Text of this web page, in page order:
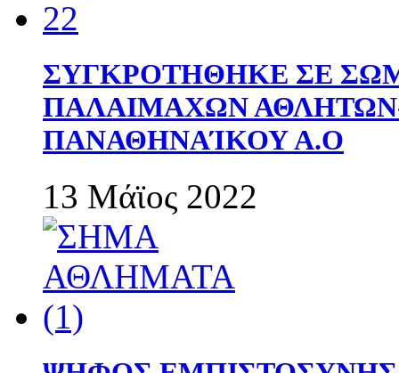
ΣΥΓΚΡΟΤΗΘΗΚΕ ΣΕ
ΠΑΛΑΙΜΑΧΩΝ
ΠΑΝΑΘΗΝΑΊΚΟΥ Α.Ο
13 Μάϊος 2022